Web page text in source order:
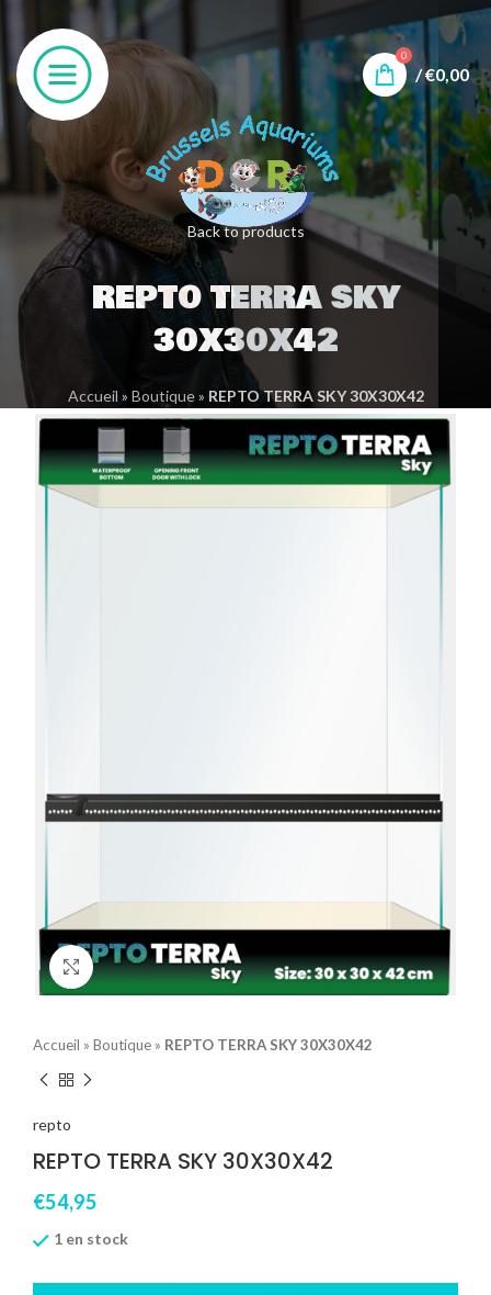
0
/€0,00
Back to products
REPTO TERRA SKY
30X30X42
Accueil » Boutique» REPTO TERRA SKY 30X30X42
Click to enlarge
Accueil » Boutique » REPTO TERRA SKY 30X30X42
repto
REPTO TERRA SKY 30X30X42
€54,95
1 en stock